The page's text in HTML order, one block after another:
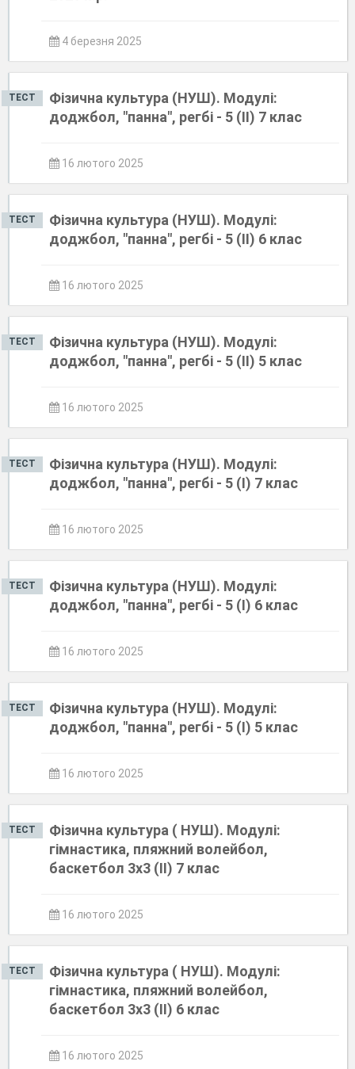
4 березня 2025
ТЕСТ
Фізична культура (НУШ). Модулі:
доджбол, "панна", регбі - 5 (ІІ) 7 клас
16 лютого 2025
ТЕСТ
Фізична культура (НУШ). Модулі:
доджбол, "панна", регбі - 5 (ІІ) 6 клас
16 лютого 2025
ТЕСТ
Фізична культура (НУШ). Модулі:
доджбол, "панна", регбі - 5 (ІІ) 5 клас
16 лютого 2025
ТЕСТ
Фізична культура (НУШ). Модулі:
доджбол, "панна", регбі - 5 (І) 7 клас
16 лютого 2025
ТЕСТ
Фізична культура (НУШ). Модулі:
доджбол, "панна", регбі - 5 (І) 6 клас
16 лютого 2025
ТЕСТ
Фізична культура (НУШ). Модулі:
доджбол, "панна", регбі - 5 (І) 5 клас
16 лютого 2025
ТЕСТ
Фізична культура ( НУШ). Модулі:
гімнастика, пляжний волейбол,
баскетбол 3х3 (ІІ) 7 клас
16 лютого 2025
ТЕСТ
Фізична культура ( НУШ). Модулі:
гімнастика, пляжний волейбол,
баскетбол 3х3 (ІІ) 6 клас
16 лютого 2025